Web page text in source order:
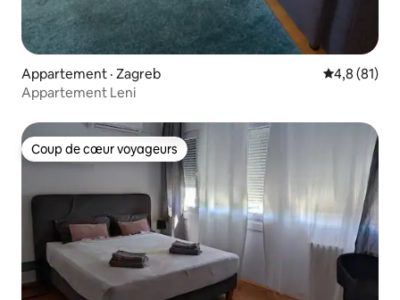
Appartement · Zagreb Note
4,8 (81)
Appartement Leni
Coup de cœur voyageurs
Coup de cœur voyageurs